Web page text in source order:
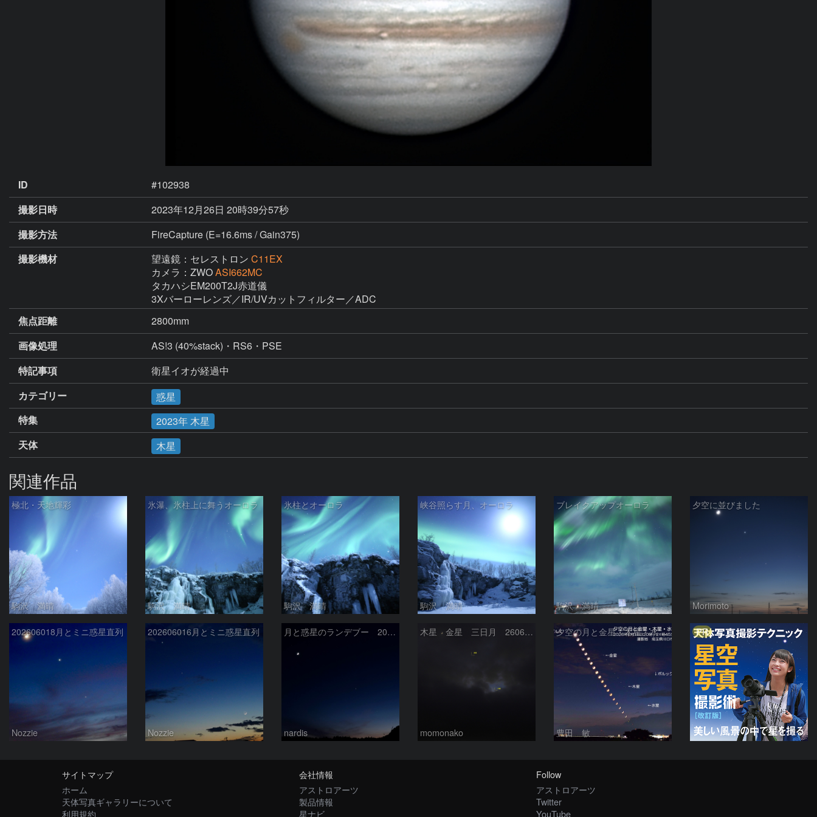
ID
#102938
撮影日時
2023年12月26日 20時39分57秒
撮影方法
FireCapture (E=16.6ms / Gain375)
撮影機材
望遠鏡：セレストロン C11EX
カメラ：ZWOASI662MC
タカハシEM200T2J赤道儀
3Xバーローレンズ／IR/UVカットフィルター／ADC
焦点距離
2800mm
画像処理
AS!3 (40%stack)・RS6・PSE
特記事項
衛星イオが経過中
カテゴリー
惑星
特集
2023年 木星
天体
木星
関連作品
極北・天地輝彩
駒沢 満晴
氷瀑、氷柱上に舞うオーロラ
駒沢 満晴
氷柱とオーロラ
駒沢 満晴
峡谷照らす月、オーロラ
駒沢 満晴
ブレイクアップオーロラ
駒沢 満晴
夕空に並びました
Morimoto
202606018月とミニ惑星直列
Nozzie
202606016月とミニ惑星直列
Nozzie
月と惑星のランデブー 2026/06/19
nardis
木星 金星 三日月 260618
momonako
夕空の月と金星・木星・水星の接近 2026/6/18
豊田 敏
PR
サイトマップ
ホーム
天体写真ギャラリーについて
利用規約
会社情報
アストロアーツ
製品情報
星ナビ
Follow
アストロアーツ
Twitter
YouTube